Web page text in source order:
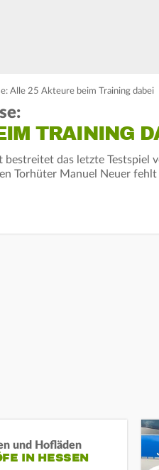
Alle 25 Akteure beim Training dabei
TRAINING
das letzte Testspiel
Torhüter Manuel Neuer
und Hofläden
IN HESSEN